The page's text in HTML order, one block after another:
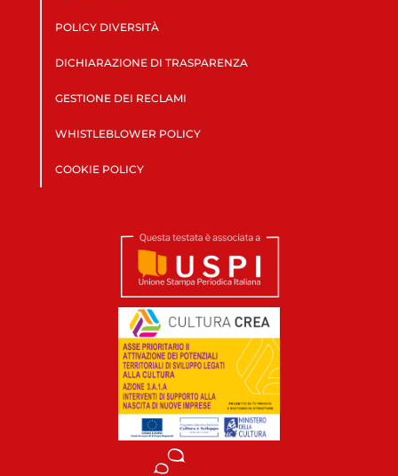
POLICY DIVERSITÀ
DICHIARAZIONE DI TRASPARENZA
GESTIONE DEI RECLAMI
WHISTLEBLOWER POLICY
COOKIE POLICY